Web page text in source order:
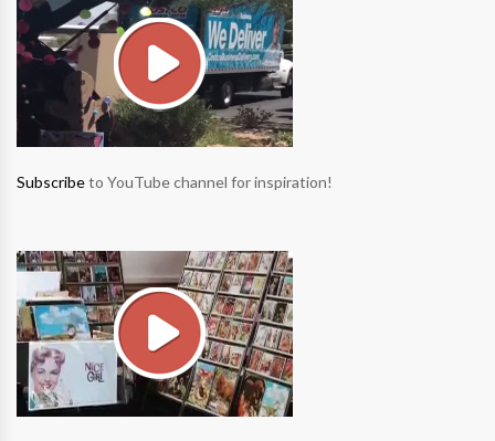
Subscribeto YouTube channel for inspiration!